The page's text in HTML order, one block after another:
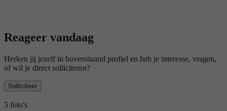
Reageer vandaag
Herken jij jezelf in bovenstaand profiel en heb je interesse, vragen,
of wil je direct solliciteren?
Solliciteer
5 foto's